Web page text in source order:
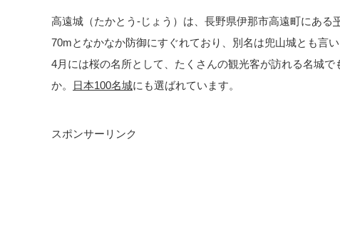
高遠城（たかとう-じょう）は、長野県伊那市高遠町にある
70mとなかなか防御にすぐれており、別名は兜山城とも言い
4月には桜の名所として、たくさんの観光客が訪れる名城で
か。
日本100名城にも選ばれています。
スポンサーリンク